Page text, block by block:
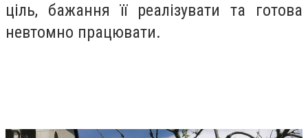
ціль, бажання її реалізувати та готова
невтомно працювати.